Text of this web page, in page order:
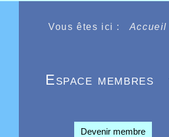
Vous êtes ici : Accueil
Espace membres
Devenir membre